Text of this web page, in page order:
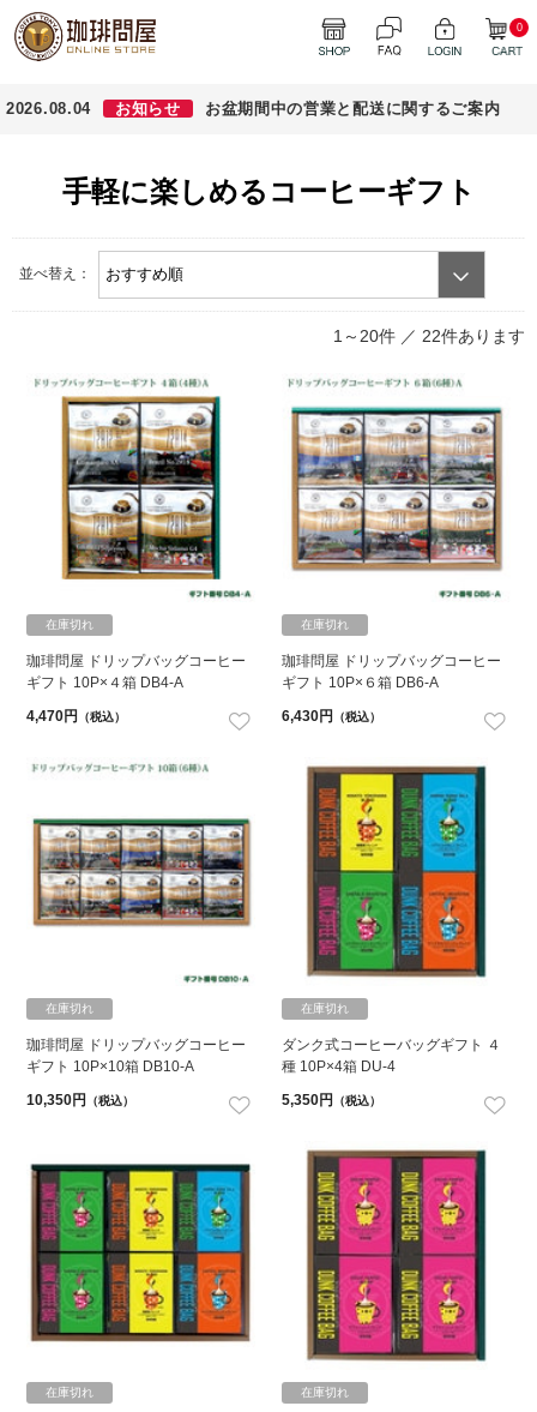
0
2026.08.04 お知らせ お盆期間中の営業と配送に関するご案内
手軽に楽しめるコーヒーギフト
並べ替え：
1～20件 ／ 22件あります
在庫切れ
珈琲問屋 ドリップバッグコーヒー
ギフト 10P×４箱 DB4-A
4,470円
（税込）
在庫切れ
珈琲問屋 ドリップバッグコーヒー
ギフト 10P×６箱 DB6-A
6,430円
（税込）
在庫切れ
珈琲問屋 ドリップバッグコーヒー
ギフト 10P×10箱 DB10-A
10,350円
（税込）
在庫切れ
ダンク式コーヒーバッグギフト ４
種 10P×4箱 DU-4
5,350円
（税込）
在庫切れ 在庫切れ